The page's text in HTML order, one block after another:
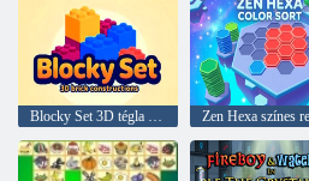
Blocky Set 3D tégla konstrukciók